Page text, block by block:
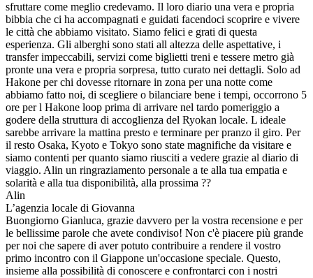
sfruttare come meglio credevamo. Il loro diario una vera e propria
bibbia che ci ha accompagnati e guidati facendoci scoprire e vivere
le città che abbiamo visitato. Siamo felici e grati di questa
esperienza. Gli alberghi sono stati all altezza delle aspettative, i
transfer impeccabili, servizi come biglietti treni e tessere metro già
pronte una vera e propria sorpresa, tutto curato nei dettagli. Solo ad
Hakone per chi dovesse ritornare in zona per una notte come
abbiamo fatto noi, di scegliere o bilanciare bene i tempi, occorrono 5
ore per l Hakone loop prima di arrivare nel tardo pomeriggio a
godere della struttura di accoglienza del Ryokan locale. L ideale
sarebbe arrivare la mattina presto e terminare per pranzo il giro. Per
il resto Osaka, Kyoto e Tokyo sono state magnifiche da visitare e
siamo contenti per quanto siamo riusciti a vedere grazie al diario di
viaggio. Alin un ringraziamento personale a te alla tua empatia e
solarità e alla tua disponibilità, alla prossima ??
Alin
L’agenzia locale di Giovanna
Buongiorno Gianluca, grazie davvero per la vostra recensione e per
le bellissime parole che avete condiviso! Non c'è piacere più grande
per noi che sapere di aver potuto contribuire a rendere il vostro
primo incontro con il Giappone un'occasione speciale. Questo,
insieme alla possibilità di conoscere e confrontarci con i nostri